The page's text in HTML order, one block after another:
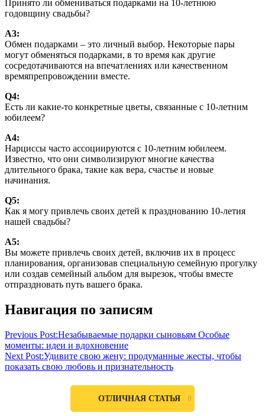
Принято ли обмениваться подарками на 10-летнюю
годовщину свадьбы?
А3:
Обмен подарками – это личный выбор. Некоторые пары
могут обменяться подарками, в то время как другие
сосредотачиваются на впечатлениях или качественном
времяпрепровождении вместе.
Q4:
Есть ли какие-то конкретные цветы, связанные с 10-летним
юбилеем?
А4:
Нарциссы часто ассоциируются с 10-летним юбилеем.
Известно, что они символизируют многие качества
длительного брака, такие как вера, счастье и новые
начинания.
Q5:
Как я могу привлечь своих детей к празднованию 10-летия
нашей свадьбы?
А5:
Вы можете привлечь своих детей, включив их в процесс
планирования, организовав специальную семейную прогулку
или создав семейный альбом для вырезок, чтобы вместе
отпраздновать путь вашего брака.
Навигация по записям
Previous Post:Незабываемые подарки сыновьям Особые
моменты: идеи и вдохновение
Next Post:Удивите свою жену: продуманные жесты, чтобы
показать свою любовь и признательность
ОТЛИЧНАЯ СТАТЬЯ 0